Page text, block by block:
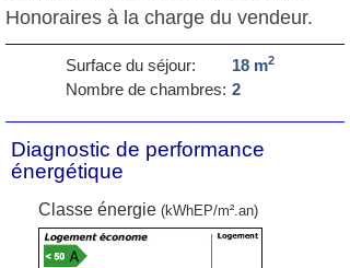
Honoraires à la charge du vendeur.
Surface du séjour: 18 m2
Nombre de chambres: 2
Diagnostic de performance
énergétique
Classe énergie (kWhEP/m².an)